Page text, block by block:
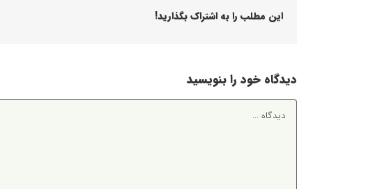
این مطلب را به اشتراک بگذارید!
دیدگاه خود را بنویسید
دیدگاه